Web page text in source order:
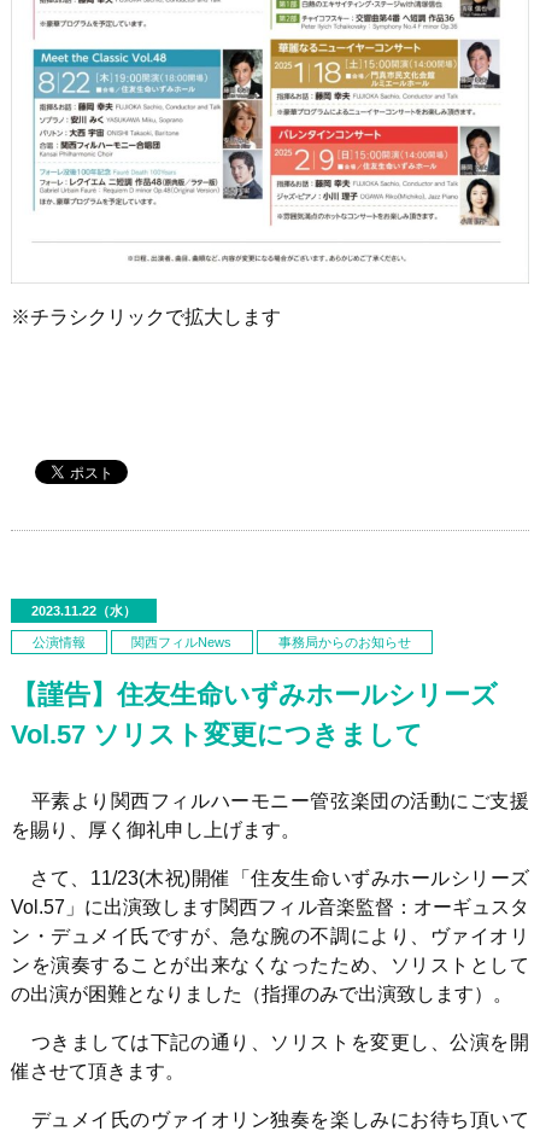
※チラシクリックで拡大します
2023.11.22（水）
公演情報 関西フィルNews 事務局からのお知らせ
【謹告】住友生命いずみホールシリーズ
Vol.57 ソリスト変更につきまして
平素より関西フィルハーモニー管弦楽団の活動にご支援
を賜り、厚く御礼申し上げます。
さて、11/23(木祝)開催「住友生命いずみホールシリーズ
Vol.57」に出演致します関西フィル音楽監督：オーギュスタ
ン・デュメイ氏ですが、急な腕の不調により、ヴァイオリ
ンを演奏することが出来なくなったため、ソリストとして
の出演が困難となりました（指揮のみで出演致します）。
つきましては下記の通り、ソリストを変更し、公演を開
催させて頂きます。
デュメイ氏のヴァイオリン独奏を楽しみにお待ち頂いて